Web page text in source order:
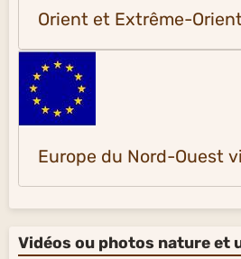
Orient et Extrême-Orient
Europe du Nord-Ouest
Vidéos ou photos nature et